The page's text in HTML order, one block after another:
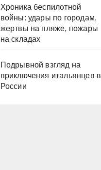
Хроника беспилотной
войны: удары по городам,
жертвы на пляже, пожары
на складах
Подрывной взгляд на
приключения итальянцев в
России